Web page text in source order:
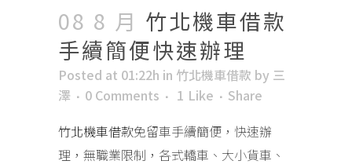
08 8 月 竹北機車借款
手續簡便快速辦理
Posted at 01:22h in 竹北機車借款 by 三
澤
0 Comments 1 Like
Share
竹北機車借款免留車手續簡便，快速辦
理，無職業限制，各式轎車、大小貨車、